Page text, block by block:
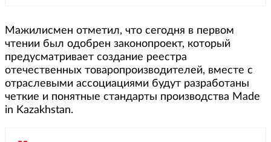
Мажилисмен отметил, что сегодня в первом
чтении был одобрен законопроект, который
предусматривает создание реестра
отечественных товаропроизводителей, вместе с
отраслевыми ассоциациями будут разработаны
четкие и понятные стандарты производства Made
in Kazakhstan.